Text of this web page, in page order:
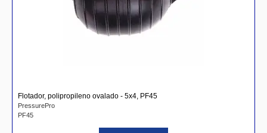
Flotador, polipropileno ovalado - 5x4, PF45
PressurePro
PF45